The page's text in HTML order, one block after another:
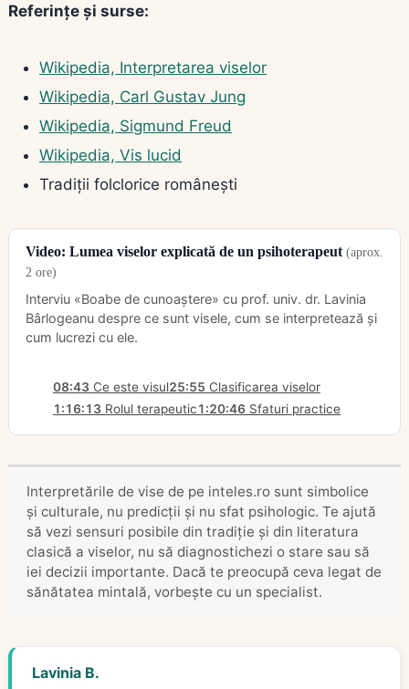
Referințe și surse:
Wikipedia, Interpretarea viselor
Wikipedia, Carl Gustav Jung
Wikipedia, Sigmund Freud
Wikipedia, Vis lucid
Tradiții folclorice românești
Video: Lumea viselor explicată de un psihoterapeut (aprox.
2 ore)
Interviu «Boabe de cunoaștere» cu prof. univ. dr. Lavinia
Bârlogeanu despre ce sunt visele, cum se interpretează și
cum lucrezi cu ele.
08:43 Ce este visul25:55 Clasificarea viselor
1:16:13 Rolul terapeutic1:20:46Sfaturi practice
Interpretările de vise de pe inteles.ro sunt simbolice
și culturale, nu predicții și nu sfat psihologic. Te ajută
să vezi sensuri posibile din tradiție și din literatura
clasică a viselor, nu să diagnostichezi o stare sau să
iei decizii importante. Dacă te preocupă ceva legat de
sănătatea mintală, vorbește cu un specialist.
Lavinia B.